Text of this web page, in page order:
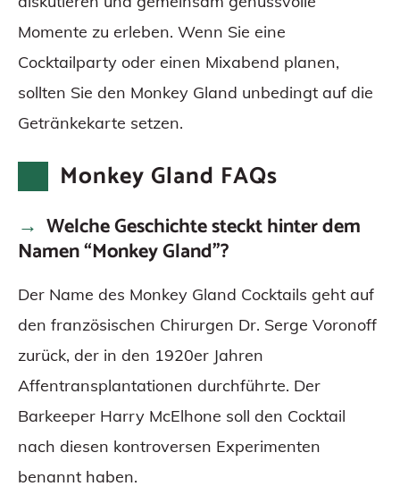
Momente zu erleben. Wenn Sie eine
Cocktailparty oder einen Mixabend planen,
sollten Sie den Monkey Gland unbedingt auf die
Getränkekarte setzen.
Monkey Gland FAQs
Welche Geschichte steckt hinter dem
Namen “Monkey Gland”?
Der Name des Monkey Gland Cocktails geht auf
den französischen Chirurgen Dr. Serge Voronoff
zurück, der in den 1920er Jahren
Affentransplantationen durchführte. Der
Barkeeper Harry McElhone soll den Cocktail
nach diesen kontroversen Experimenten
benannt haben.